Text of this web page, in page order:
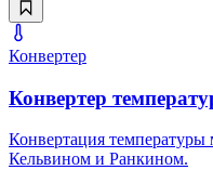
Конвертер
Конвертер
Конвертация
Кельвином и Ранкином.